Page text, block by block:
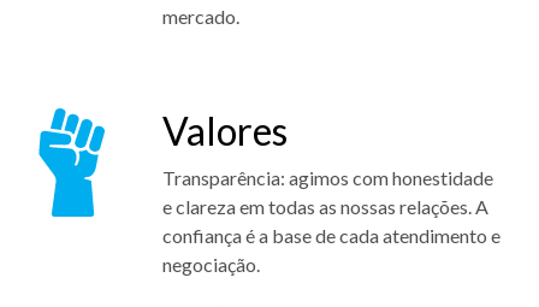
mercado.
Valores
Transparência: agimos com honestidade
e clareza em todas as nossas relações. A
confiança é a base de cada atendimento e
negociação.